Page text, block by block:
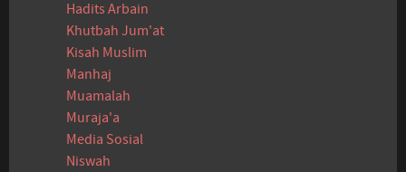
Hadits Arbain
Khutbah Jum'at
Kisah Muslim
Manhaj
Muamalah
Muraja'a
Media Sosial
Niswah